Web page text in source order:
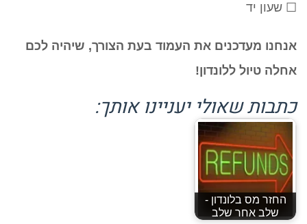
☐ שעון יד
אנחנו מעדכנים את העמוד בעת הצורך, שיהיה לכם
אחלה טיול ללונדון!
כתבות שאולי יעניינו אותך:
החזר מס בלונדון -
שלב אחר שלב